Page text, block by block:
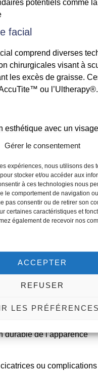
Gérer le consentement
expériences, nous utilisons des
stocker et/ou accéder aux
à ces technologies nous
le comportement de navigation
pas consentir ou de retirer son
certaines caractéristiques et
également de recevoir nos
ACCEPTER
REFUSER
LES PRÉFÉRENCES
potentiels comme
facial
comprend diverses
chirurgicales visant à
les excès de graisse.
ou l’Ultherapy®.
esthétique avec un
chirurgicales nécessitent
chirurgicales
est une intervention
faciaux et élimine
plus harmonieux.
durable de l’apparence
ou